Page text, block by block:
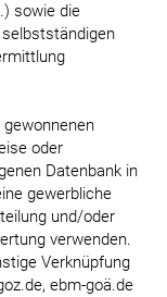
sowie die
oder
Datenbank in
gewerbliche
und/oder
verwenden.
Verknüpfung
ebm-goä.de